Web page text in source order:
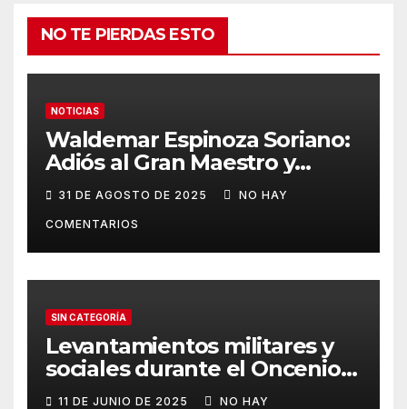
NO TE PIERDAS ESTO
NOTICIAS
Waldemar Espinoza Soriano:
Adiós al Gran Maestro y
Etnohistoriador peruano
31 DE AGOSTO DE 2025 NO HAY
COMENTARIOS
SIN CATEGORÍA
Levantamientos militares y
sociales durante el Oncenio
de Leguía
11 DE JUNIO DE 2025 NO HAY